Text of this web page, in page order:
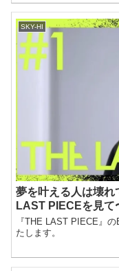
SKY-HI
夢を叶える人は壊
LAST PIECEを見て
『THE LAST PIECE』
たします。